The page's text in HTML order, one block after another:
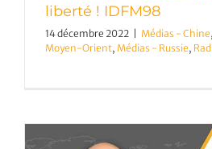
liberté ! IDFM98
14 décembre 2022 Médias - Chine,
Moyen-Orient, Médias - Russie,